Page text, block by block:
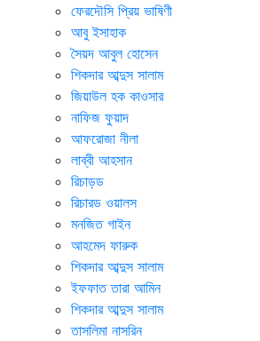
ফেরদৌসি প্রিয় ভাষিণী
আবু ইসাহাক
সৈয়দ আবুল হোসেন
শিকদার আব্দুস সালাম
জিয়াউল হক কাওসার
নাফিজ ফুয়াদ
আফরোজা নীলা
লাব্বী আহসান
রিচাড়ড
রিচারড ওয়ালস
মনজিত গাইন
আহমেদ ফারুক
শিকদার আব্দুস সালাম
ইফফাত তারা আমিন
শিকদার আব্দুস সালাম
তাসলিমা নাসরিন